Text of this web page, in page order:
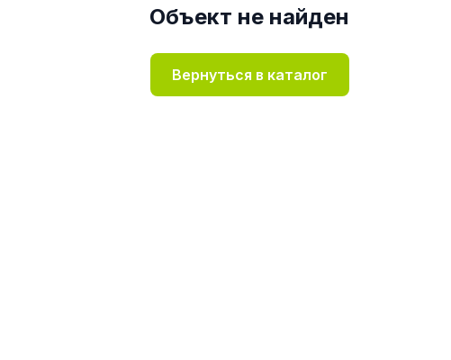
Объект не найден
Вернуться в каталог